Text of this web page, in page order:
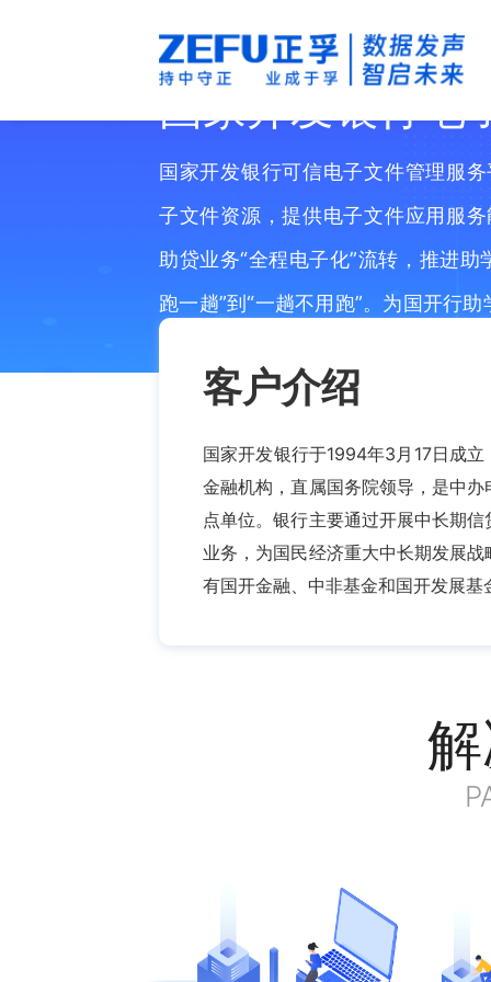
国家开发银行电
国家开发银行可信电子文件管理服
子文件资源，提供电子文件应用服
助贷业务“全程电子化”流转，推进助
跑一趟”到“一趟不用跑”。为国开行
业务的发展奠定良好基础。
客户介绍
国家开发银行于1994年3月17日成立
金融机构，直属国务院领导，是中
点单位。银行主要通过开展中长期
业务，为国民经济重大中长期发展
有国开金融、中非基金和国开发展基